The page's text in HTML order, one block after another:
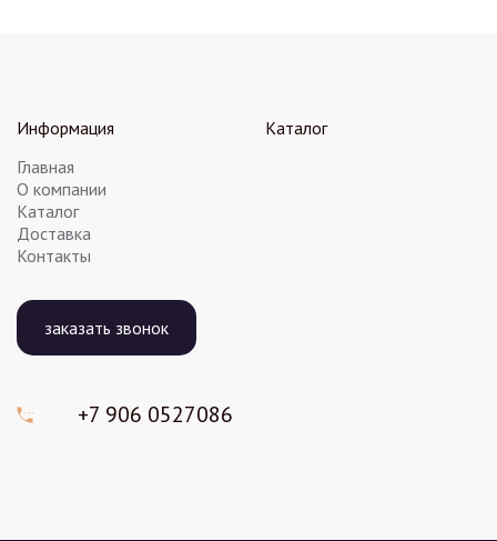
Информация
Главная
О компании
Каталог
Доставка
Контакты
Каталог
заказать звонок
+7 906 0527086